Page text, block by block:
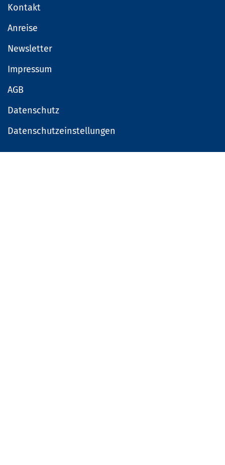
Kontakt
Anreise
Newsletter
Impressum
AGB
Datenschutz
Datenschutzeinstellungen